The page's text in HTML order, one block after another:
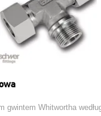
gwintem Whitwortha